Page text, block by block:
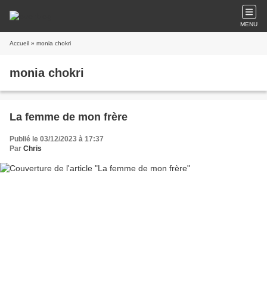
MENU
Accueil » monia chokri
monia chokri
La femme de mon frère
Publié le 03/12/2023 à 17:37
Par Chris